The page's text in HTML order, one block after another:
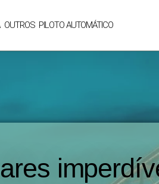
OUTROS PILOTO AUTOMÁTICO